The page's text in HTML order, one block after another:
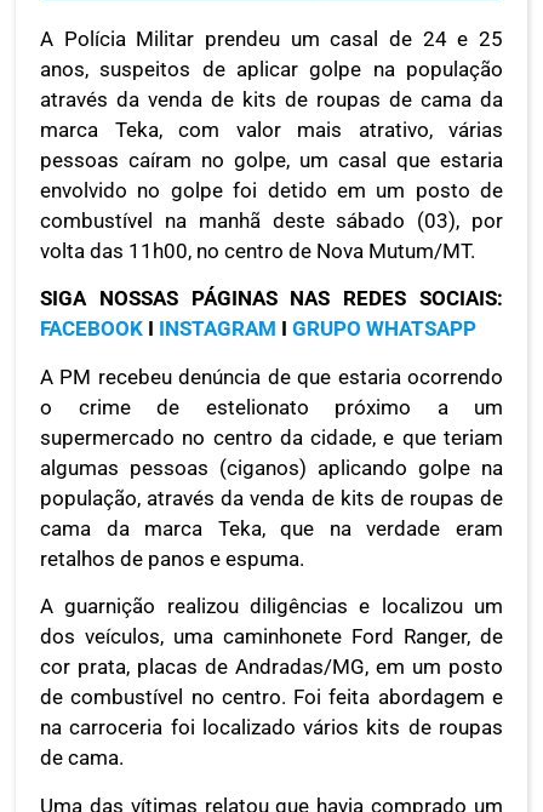
A Polícia Militar prendeu um casal de 24 e 25
anos, suspeitos de aplicar golpe na população
através da venda de kits de roupas de cama da
marca Teka, com valor mais atrativo, várias
pessoas caíram no golpe, um casal que estaria
envolvido no golpe foi detido em um posto de
combustível na manhã deste sábado (03), por
volta das 11h00, no centro de Nova Mutum/MT.
SIGA NOSSAS PÁGINAS NAS REDES SOCIAIS:
FACEBOOK I INSTAGRAM I GRUPO WHATSAPP
A PM recebeu denúncia de que estaria ocorrendo
o crime de estelionato próximo a um
supermercado no centro da cidade, e que teriam
algumas pessoas (ciganos) aplicando golpe na
população, através da venda de kits de roupas de
cama da marca Teka, que na verdade eram
retalhos de panos e espuma.
A guarnição realizou diligências e localizou um
dos veículos, uma caminhonete Ford Ranger, de
cor prata, placas de Andradas/MG, em um posto
de combustível no centro. Foi feita abordagem e
na carroceria foi localizado vários kits de roupas
de cama.
Uma das vítimas relatou que havia comprado um